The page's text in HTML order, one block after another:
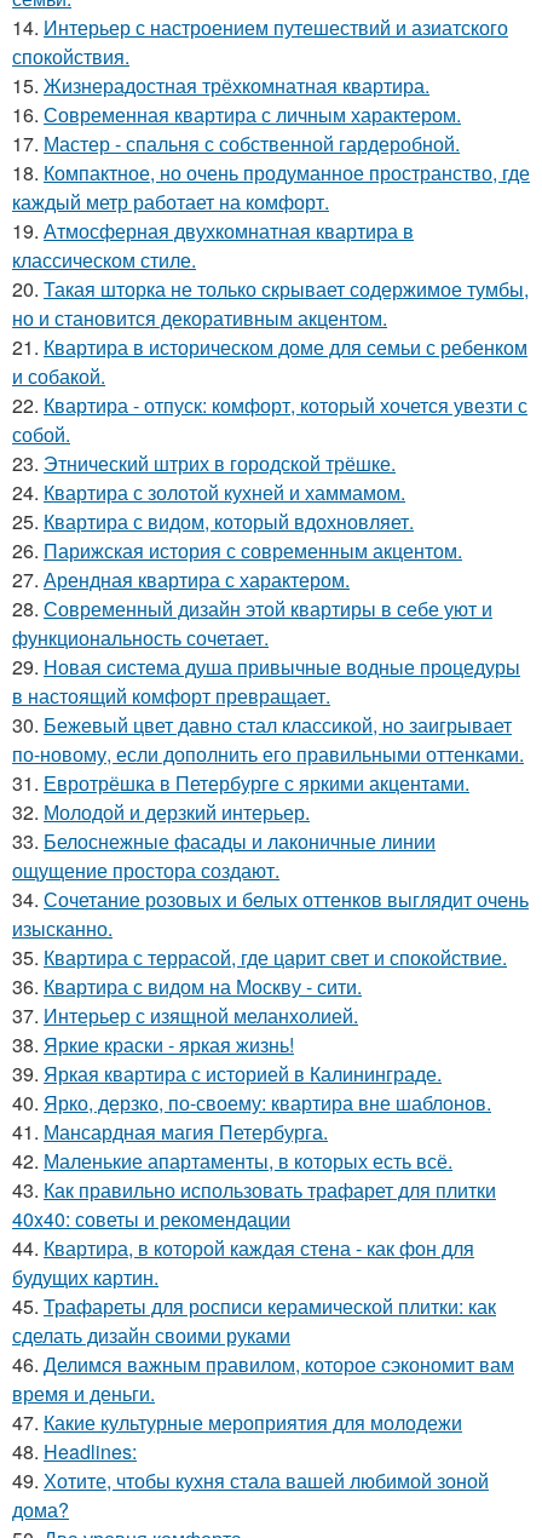
14. Интерьер с настроением путешествий и азиатского
спокойствия.
15. Жизнерадостная трёхкомнатная квартира.
16. Современная квартира с личным характером.
17. Мастер - спальня с собственной гардеробной.
18. Компактное, но очень продуманное пространство, где
каждый метр работает на комфорт.
19. Атмосферная двухкомнатная квартира в
классическом стиле.
20. Такая шторка не только скрывает содержимое тумбы,
но и становится декоративным акцентом.
21. Квартира в историческом доме для семьи с ребенком
и собакой.
22. Квартира - отпуск: комфорт, который хочется увезти с
собой.
23. Этнический штрих в городской трёшке.
24. Квартира с золотой кухней и хаммамом.
25. Квартира с видом, который вдохновляет.
26. Парижская история с современным акцентом.
27. Арендная квартира с характером.
28. Современный дизайн этой квартиры в себе уют и
функциональность сочетает.
29. Новая система душа привычные водные процедуры
в настоящий комфорт превращает.
30. Бежевый цвет давно стал классикой, но заигрывает
по-новому, если дополнить его правильными оттенками.
31. Евротрёшка в Петербурге с яркими акцентами.
32. Молодой и дерзкий интерьер.
33. Белоснежные фасады и лаконичные линии
ощущение простора создают.
34. Сочетание розовых и белых оттенков выглядит очень
изысканно.
35. Квартира с террасой, где царит свет и спокойствие.
36. Квартира с видом на Москву - сити.
37. Интерьер с изящной меланхолией.
38. Яркие краски - яркая жизнь!
39. Яркая квартира с историей в Калининграде.
40. Ярко, дерзко, по-своему: квартира вне шаблонов.
41. Мансардная магия Петербурга.
42. Маленькие апартаменты, в которых есть всё.
43. Как правильно использовать трафарет для плитки
40x40: советы и рекомендации
44. Квартира, в которой каждая стена - как фон для
будущих картин.
45. Трафареты для росписи керамической плитки: как
сделать дизайн своими руками
46. Делимся важным правилом, которое сэкономит вам
время и деньги.
47. Какие культурные мероприятия для молодежи
48. Headlines:
49. Хотите, чтобы кухня стала вашей любимой зоной
дома?